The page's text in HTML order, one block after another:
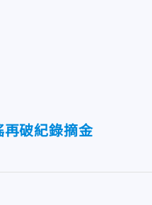
再破紀錄摘金